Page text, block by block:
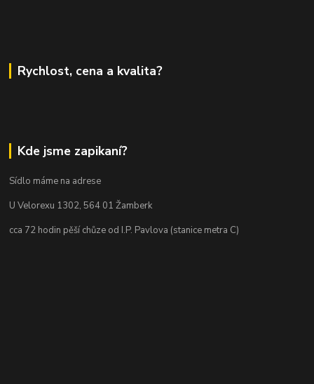
Rychlost, cena a kvalita?
Kde jsme zapikaní?
Sídlo máme na adrese
U Velorexu 1302, 564 01 Žamberk
cca 72 hodin pěší chůze od I.P. Pavlova (stanice metra C)